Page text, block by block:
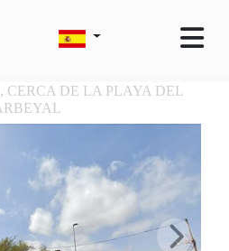
CERCA DE LA PLAYA DEL